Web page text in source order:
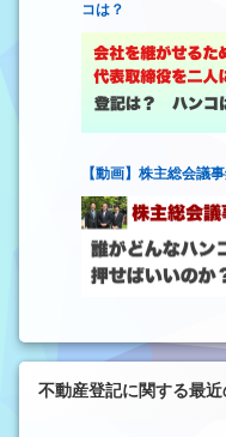
コは？
【動画】株主総会議
不動産登記に関する最近